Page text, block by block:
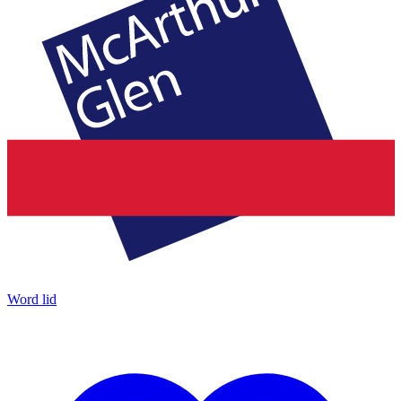
Word lid